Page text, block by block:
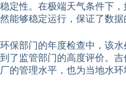
稳定性。在极端天气条件下
然能够稳定运行，保证了数据
环保部门的年度检查中，该
到了监管部门的高度评价。
厂的管理水平，也为当地水环